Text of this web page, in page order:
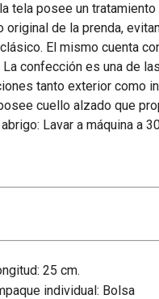
tela posee un
de la prenda,
El mismo cuenta
confección es una de
tanto exterior como
cuello alzado que
Lavar a máquina a
25 cm.
individual: Bolsa